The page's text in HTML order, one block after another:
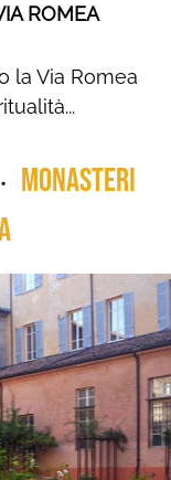
ROMEA
la Via Romea
•
Monasteri